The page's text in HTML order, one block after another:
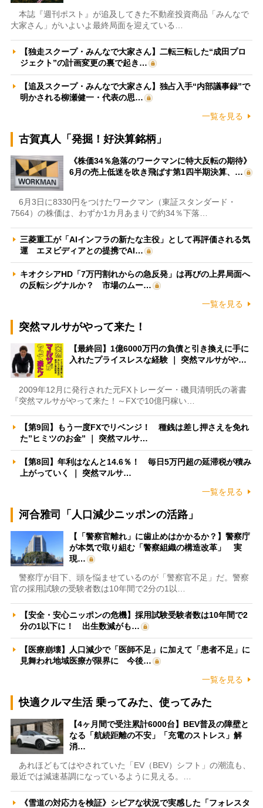
本誌『週刊ポスト』が追及してきた不動産投資商品「みんなで
大家さん」がいよいよ最終局面を迎えている…
【独走スクープ・みんなで大家さん】二転三転した“成田プロ
ジェクト”の計画変更の裏で起き…
【追及スクープ・みんなで大家さん】独占入手“内部議事録”で
明かされる柳瀬健一・代表の思…
一覧を見る
古賀真人「発掘！好決算銘柄」
《株価34％急落のワークマンに特大反転の期待》
6月の売上低迷を吹き飛ばす第1四半期決算、…
6月3日に8330円をつけたワークマン（東証スタンダード・
7564）の株価は、わずか1カ月あまりで約34％下落…
三菱重工が「AIインフラの新たな主役」として再評価される気
運 エヌビディアとの提携でAI…
キオクシアHD「7万円割れからの急反発」は再びの上昇局面へ
の反転シグナルか？ 市場のムー…
一覧を見る
突然マルサがやって来た！
【最終回】1億6000万円の負債と引き換えに手に
入れたプライスレスな経験 ｜ 突然マルサがや…
2009年12月に発行された元FXトレーダー・磯貝清明氏の著書
『突然マルサがやって来た！～FXで10億円稼い…
【第9回】もう一度FXでリベンジ！ 種銭は差し押さえを免れ
た”ヒミツのお金” ｜ 突然マルサ…
【第8回】年利はなんと14.6％！ 毎日5万円超の延滞税が積み
上がっていく ｜ 突然マルサ…
一覧を見る
河合雅司「人口減少ニッポンの活路」
【「警察官離れ」に歯止めはかかるか？】警察庁
が本気で取り組む「警察組織の構造改革」 実
現…
警察庁が目下、頭を悩ませているのが「警察官不足」だ。警察
官の採用試験の受験者数は10年間で2分の1以…
【安全・安心ニッポンの危機】採用試験受験者数は10年間で2
分の1以下に！ 出生数減がも…
【医療崩壊】人口減少で「医師不足」に加えて「患者不足」に
見舞われ地域医療が限界に 今後…
一覧を見る
快適クルマ生活 乗ってみた、使ってみた
【4ヶ月間で受注累計6000台】BEV普及の障壁と
なる「航続距離の不安」「充電のストレス」解
消…
あれほどもてはやされていた「EV（BEV）シフト」の潮流も、
最近では減速基調になっているように見える。…
《雪道の対応力を検証》シビアな状況で実感した「フォレスタ